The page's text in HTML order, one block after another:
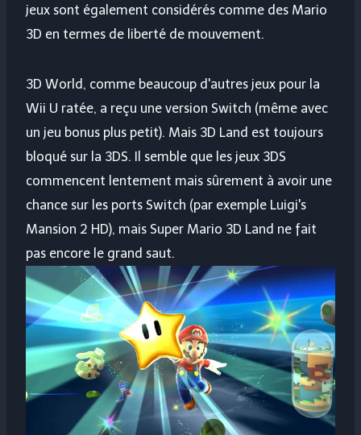
jeux sont également considérés comme des Mario
3D en termes de liberté de mouvement.
3D World, comme beaucoup d'autres jeux pour la
Wii U ratée, a reçu une version Switch (même avec
un jeu bonus plus petit). Mais 3D Land est toujours
bloqué sur la 3DS. Il semble que les jeux 3DS
commencent lentement mais sûrement à avoir une
chance sur les ports Switch (par exemple Luigi's
Mansion 2 HD), mais Super Mario 3D Land ne fait
pas encore le grand saut.